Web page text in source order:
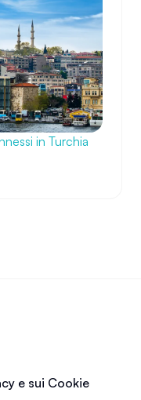
in Turchia
e sui Cookie